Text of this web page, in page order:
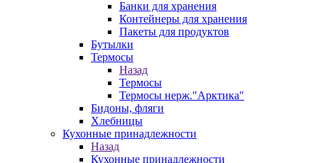
Банки для хранения
Контейнеры для хранения
Пакеты для продуктов
Бутылки
Термосы
Назад
Термосы
Термосы нерж."Арктика"
Бидоны, фляги
Хлебницы
Кухонные принадлежности
Назад
Кухонные принадлежности